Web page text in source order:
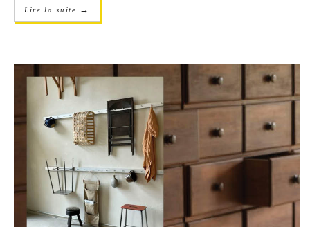
Lire la suite →